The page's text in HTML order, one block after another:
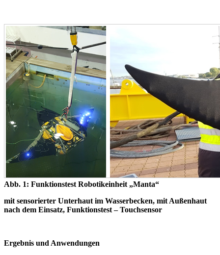
Abb. 1: Funktionstest Robotikeinheit „Manta“
mit sensorierter Unterhaut im Wasserbecken, mit Außenhaut
nach dem Einsatz, Funktionstest – Touchsensor
Ergebnis und Anwendungen